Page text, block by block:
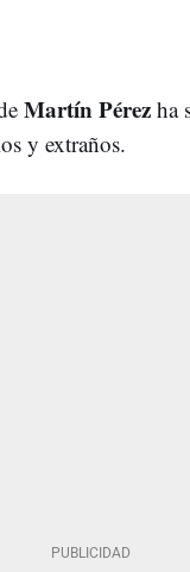
Martín Pérez ha
y extraños.